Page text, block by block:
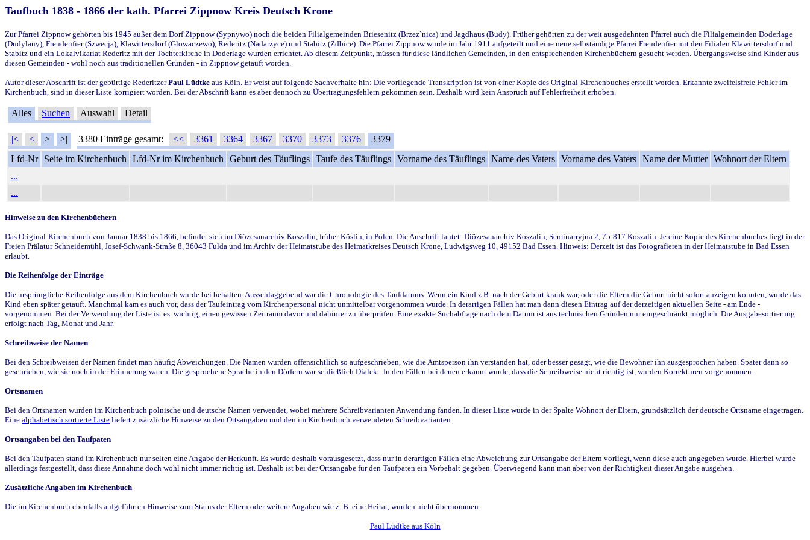
Taufbuch 1838 - 1866 der kath. Pfarrei Zippnow Kreis Deutsch Krone
Zur Pfarrei Zippnow gehörten bis 1945 außer dem Dorf Zippnow (Sypnywo) noch die beiden Filialgemeinden Briesenitz (Brzez`nica) und Jagdhaus (Budy). Früher gehörten zu der weit ausgedehnten Pfarrei auch die Filialgemeinden Doderlage
(Dudylany), Freudenfier (Szwecja), Klawittersdorf (Glowaczewo), Rederitz (Nadarzyce) und Stabitz (Zdbice). Die Pfarrei Zippnow wurde im Jahr 1911 aufgeteilt und eine neue selbständige Pfarrei Freudenfier mit den Filialen Klawittersdorf und
Stabitz und ein Lokalvikariat Rederitz mit der Tochterkirche in Doderlage wurden errichtet. Ab diesem Zeitpunkt, müssen für diese ländlichen Gemeinden, in den entsprechenden Kirchenbüchern gesucht werden. Übergangsweise sind Kinder aus
diesen Gemeinden - wohl noch aus traditionellen Gründen - in Zippnow getauft worden.
Autor dieser Abschrift ist der gebürtige RederitzerPaul Lüdtke aus Köln. Er weist auf folgende Sachverhalte hin: Die vorliegende Transkription ist von einer Kopie des Original-Kirchenbuches erstellt worden. Erkannte zweifelsfreie Fehler im
Kirchenbuch, sind in dieser Liste korrigiert worden. Bei der Abschrift kann es aber dennoch zu Übertragungsfehlern gekommen sein. Deshalb wird kein Anspruch auf Fehlerfreiheit erhoben.
Alles Suchen Auswahl Detail
|< < > >| 3380 Einträge gesamt: << 3361 3364 3367 3370 3373 3376
3379
Lfd-Nr
Seite im Kirchenbuch Lfd-Nr im Kirchenbuch Geburt des Täuflings Taufe des Täuflings Vorname des Täuflings Name des Vaters Vorname des Vaters Name der Mutter Wohnort der Eltern
...
...
Hinweise zu den Kirchenbüchern
Das Original-Kirchenbuch von Januar 1838 bis 1866, befindet sich im Diözesanarchiv Koszalin, früher Köslin, in Polen. Die Anschrift lautet: Diözesanarchiv Koszalin, Seminarryjna 2, 75-817 Koszalin. Je eine Kopie des Kirchenbuches liegt in der
Freien Prälatur Schneidemühl, Josef-Schwank-Straße 8, 36043 Fulda und im Archiv der Heimatstube des Heimatkreises Deutsch Krone, Ludwigsweg 10, 49152 Bad Essen. Hinweis: Derzeit ist das Fotografieren in der Heimatstube in Bad Essen
erlaubt.
Die Reihenfolge der Einträge
Die ursprüngliche Reihenfolge aus dem Kirchenbuch wurde bei behalten. Ausschlaggebend war die Chronologie des Taufdatums. Wenn ein Kind z.B. nach der Geburt krank war, oder die Eltern die Geburt nicht sofort anzeigen konnten, wurde das
Kind eben später getauft. Manchmal kam es auch vor, dass der Taufeintrag vom Kirchenpersonal nicht unmittelbar vorgenommen wurde. In derartigen Fällen hat man dann diesen Eintrag auf der derzeitigen aktuellen Seite - am Ende -
vorgenommen. Bei der Verwendung der Liste ist es wichtig, einen gewissen Zeitraum davor und dahinter zu überprüfen. Eine exakte Suchabfrage nach dem Datum ist aus technischen Gründen nur eingeschränkt möglich. Die Ausgabesortierung
erfolgt nach Tag, Monat und Jahr.
Schreibweise der Namen
Bei den Schreibweisen der Namen findet man häufig Abweichungen. Die Namen wurden offensichtlich so aufgeschrieben, wie die Amtsperson ihn verstanden hat, oder besser gesagt, wie die Bewohner ihn ausgesprochen haben. Später dann so
geschrieben, wie sie noch in der Erinnerung waren. Die gesprochene Sprache in den Dörfern war schließlich Dialekt. In den Fällen bei denen erkannt wurde, dass die Schreibweise nicht richtig ist, wurden Korrekturen vorgenommen.
Ortsnamen
Bei den Ortsnamen wurden im Kirchenbuch polnische und deutsche Namen verwendet, wobei mehrere Schreibvarianten Anwendung fanden. In dieser Liste wurde in der Spalte Wohnort der Eltern, grundsätzlich der deutsche Ortsname eingetragen.
Eine alphabetisch sortierte Liste liefert zusätzliche Hinweise zu den Ortsangaben und den im Kirchenbuch verwendeten Schreibvarianten.
Ortsangaben bei den Taufpaten
Bei den Taufpaten stand im Kirchenbuch nur selten eine Angabe der Herkunft. Es wurde deshalb vorausgesetzt, dass nur in derartigen Fällen eine Abweichung zur Ortsangabe der Eltern vorliegt, wenn diese auch angegeben wurde. Hierbei wurde
allerdings festgestellt, dass diese Annahme doch wohl nicht immer richtig ist. Deshalb ist bei der Ortsangabe für den Taufpaten ein Vorbehalt gegeben. Überwiegend kann man aber von der Richtigkeit dieser Angabe ausgehen.
Zusätzliche Angaben im Kirchenbuch
Die im Kirchenbuch ebenfalls aufgeführten Hinweise zum Status der Eltern oder weitere Angaben wie z. B. eine Heirat, wurden nicht übernommen.
Paul Lüdtke aus Köln